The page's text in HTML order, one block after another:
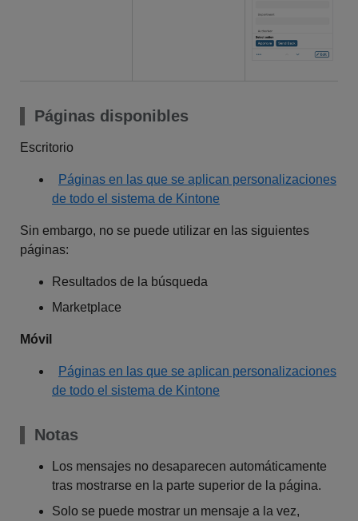
Páginas disponibles
Escritorio
Páginas en las que se aplican personalizaciones
de todo el sistema de Kintone
Sin embargo, no se puede utilizar en las siguientes
páginas:
Resultados de la búsqueda
Marketplace
Móvil
Páginas en las que se aplican personalizaciones
de todo el sistema de Kintone
Notas
Los mensajes no desaparecen automáticamente
tras mostrarse en la parte superior de la página.
Solo se puede mostrar un mensaje a la vez,